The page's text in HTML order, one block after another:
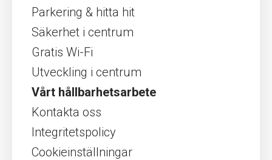
Parkering & hitta hit
Säkerhet i centrum
Gratis Wi-Fi
Utveckling i centrum
Vårt hållbarhetsarbete
Kontakta oss
Integritetspolicy
Cookieinställningar